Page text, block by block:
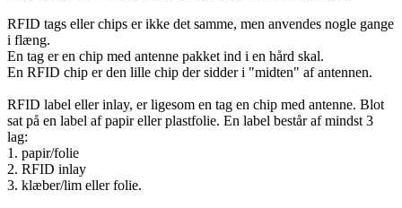
RFID tags eller chips er ikke det samme, men anvendes nogle gange
i flæng.
En tag er en chip med antenne pakket ind i en hård skal.
En RFID chip er den lille chip der sidder i "midten" af antennen.
RFID label eller inlay, er ligesom en tag en chip med antenne. Blot
sat på en label af papir eller plastfolie. En label består af mindst 3
lag:
1. papir/folie
2. RFID inlay
3. klæber/lim eller folie.